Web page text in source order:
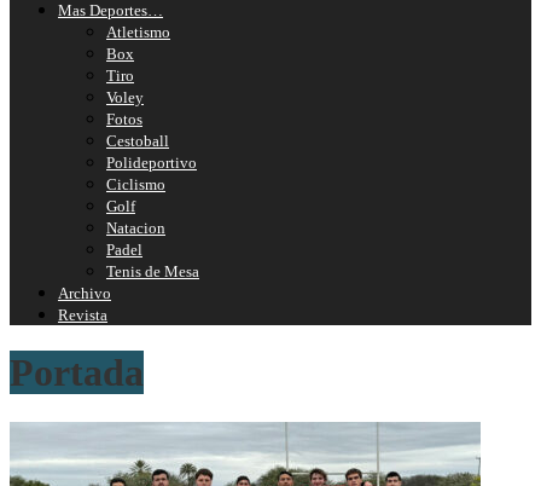
Mas Deportes…
Atletismo
Box
Tiro
Voley
Fotos
Cestoball
Polideportivo
Ciclismo
Golf
Natacion
Padel
Tenis de Mesa
Archivo
Revista
Portada